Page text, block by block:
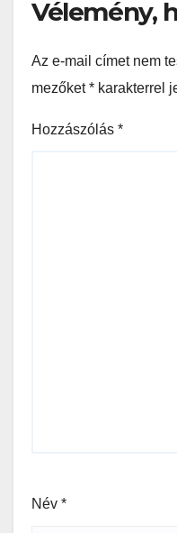
Vélemény,
Az e-mail címet nem
mezőket* karakterrel
Hozzászólás *
Név *